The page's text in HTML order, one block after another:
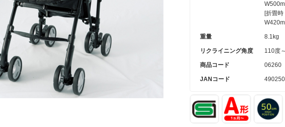
[折畳
重量 8.1kg
リクライニング角度 110度
商品コード 06260
JANコード